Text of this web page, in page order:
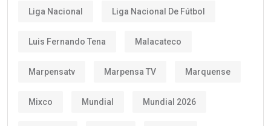
Liga Nacional Liga Nacional De Fútbol
Luis Fernando Tena Malacateco
Marpensatv Marpensa TV Marquense
Mixco Mundial Mundial 2026